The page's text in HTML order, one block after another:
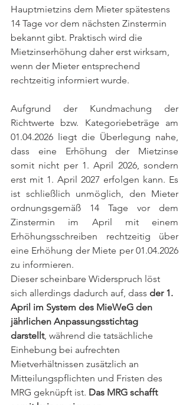
Hauptmietzins dem Mieter spätestens
14 Tage vor dem nächsten Zinstermin
bekannt gibt. Praktisch wird die
Mietzinserhöhung daher erst wirksam,
wenn der Mieter entsprechend
rechtzeitig informiert wurde.
Aufgrund der Kundmachung der
Richtwerte bzw. Kategoriebeträge am
01.04.2026 liegt die Überlegung nahe,
dass eine Erhöhung der Mietzinse
somit nicht per 1. April 2026, sondern
erst mit 1. April 2027 erfolgen kann. Es
ist schließlich unmöglich, den Mieter
ordnungsgemäß 14 Tage vor dem
Zinstermin im April mit einem
Erhöhungsschreiben rechtzeitig über
eine Erhöhung der Miete per 01.04.2026
zu informieren.
Dieser scheinbare Widerspruch löst
sich allerdings dadurch auf, dass der 1.
April im System des MieWeG den
jährlichen Anpassungsstichtag
darstellt, während die tatsächliche
Einhebung bei aufrechten
Mietverhältnissen zusätzlich an
Mitteilungspflichten und Fristen des
MRG geknüpft ist. Das MRG schafft